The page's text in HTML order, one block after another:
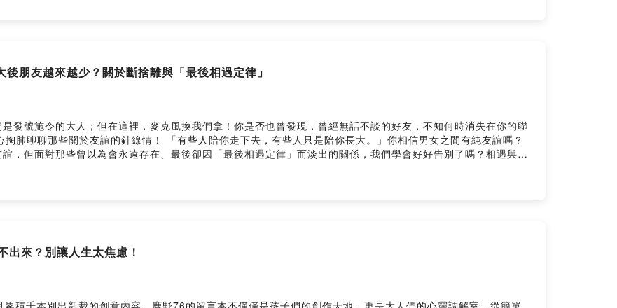
朋友越來越少？關於斷捨離與「最後相遇定律」
發號施令的大人；但在這裡，麥克風換我們拿！你是否也曾發現，曾經無話不談的好友，不知何時消失在你的聯
肺聊聊那些關於友誼的針線情！ 「有些人陪你走下去，有些人只是陪你長大。」你相信男女之間有純友誼嗎？
，但面對那些曾以為會永遠存在、最後卻因「最後相遇定律」而淡出的關係，我們學會好好告別了嗎？相遇與告
LINE ｜我想成為合作夥伴！ --Hosting provided by SoundOn
來？別讓人生太焦慮！
積千本別出新裁的創意內容。鹿野76的留言本不僅僅是孩子們的創作天地，更是大人們的心靈調解室。從簡單